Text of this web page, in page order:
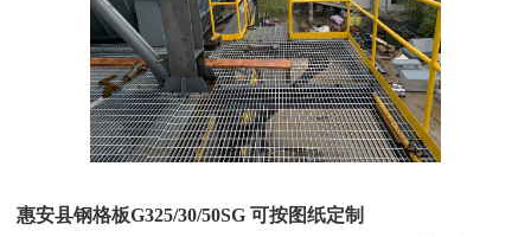
惠安县钢格板G325/30/50SG 可按图纸定制